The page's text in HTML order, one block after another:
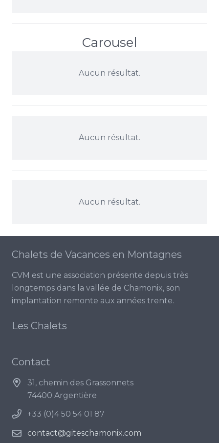
Carousel
Aucun résultat.
Aucun résultat.
Aucun résultat.
Chalets de Vacances en Montagnes
CVM est une association présente depuis très
longtemps dans la vallée de Chamonix, son
implantation remonte aux années trente.
Les Chalets
Contact
31, chemin des Grassonnets
74400 Argentière
+33 (0)4 50 54 01 87
contact@giteschamonix.com